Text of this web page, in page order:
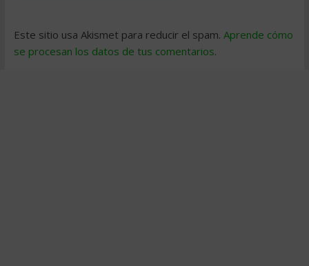
Este sitio usa Akismet para reducir el spam. Aprende cómo
se procesan los datos de tus comentarios.